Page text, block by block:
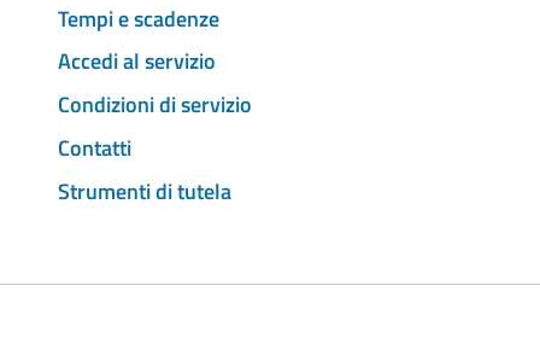
Tempi e scadenze
Accedi al servizio
Condizioni di servizio
Contatti
Strumenti di tutela